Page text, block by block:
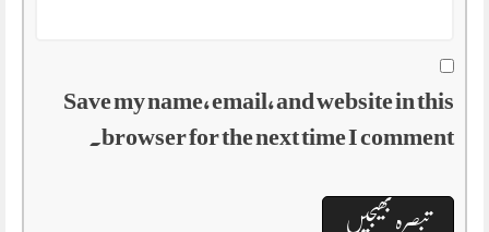
Save my name, email, and website in this
browser for the next time I comment.